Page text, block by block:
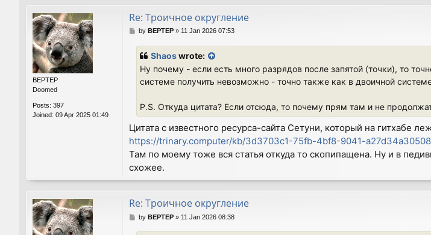
BEPTEP
Doomed
Posts: 397
Joined: 09 Apr 2025 01:49
Re: Троичное округление
Pby BEPTEP» 11 Jan 2026 07:53
Shaoswrote:
Ну почему - если есть много разрядов после запятой (точки), то
системе получить невозможно - точно также как в двоичной
P.S. Откуда цитата? Если отсюда, то почему прям там и не
Цитата с известного ресурса-сайта Сетуни, который на гитхабе
https://trinary.computer/kb/3d3703c1-75fb-4bf8-9041-a27d34a30508
Там по моему тоже вся статья откуда то скопипащена. Ну и в
схожее.
Re: Троичное округление
Pby BEPTEP» 11 Jan 2026 08:38